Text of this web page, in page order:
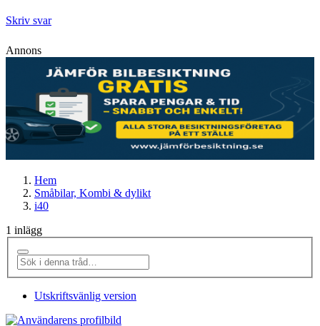
Skriv svar
Annons
Hem
Småbilar, Kombi & dylikt
i40
1 inlägg
Utskriftsvänlig version